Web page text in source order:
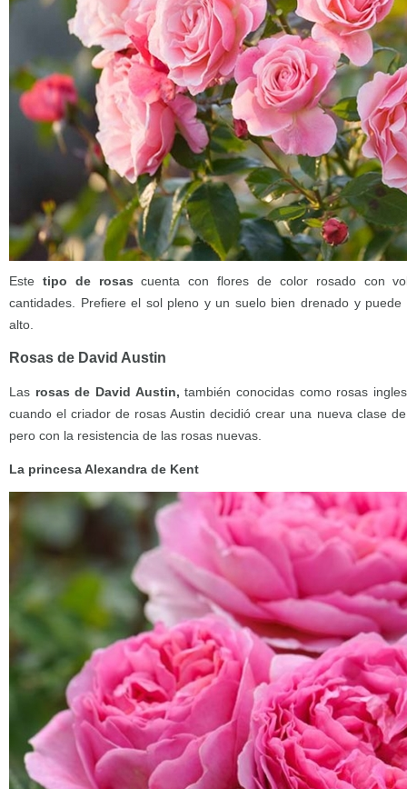
Este tipo de rosas cuenta con flores de color rosado con
cantidades. Prefiere el sol pleno y un suelo bien drenado y
alto.
Rosas de David Austin
Las rosas de David Austin, también conocidas como rosas
cuando el criador de rosas Austin decidió crear una nueva clase
pero con la resistencia de las rosas nuevas.
La princesa Alexandra de Kent